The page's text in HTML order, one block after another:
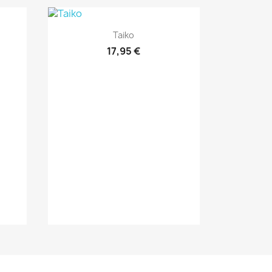
Vista rápida
Taiko
17,95 €